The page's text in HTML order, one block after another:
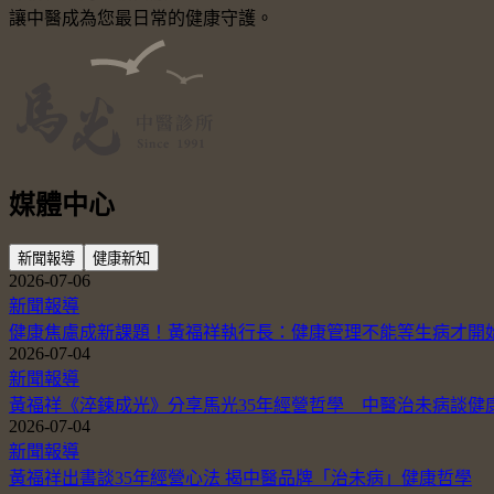
讓中醫成為您最日常的健康守護。
媒體中心
新聞報導 健康新知
2026-07-06
新聞報導
健康焦慮成新課題！黃福祥執行長：健康管理不能等生病才開
2026-07-04
新聞報導
黃福祥《淬鍊成光》分享馬光35年經營哲學 中醫治未病談健
2026-07-04
新聞報導
黃福祥出書談35年經營心法 揭中醫品牌「治未病」健康哲學